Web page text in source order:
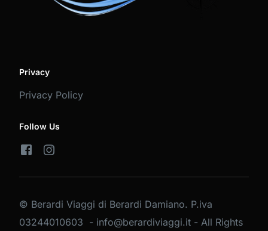
Privacy
Privacy Policy
Follow Us
© Berardi Viaggi di Berardi Damiano. P.iva
03244010603 - info@berardiviaggi.it - All Rights